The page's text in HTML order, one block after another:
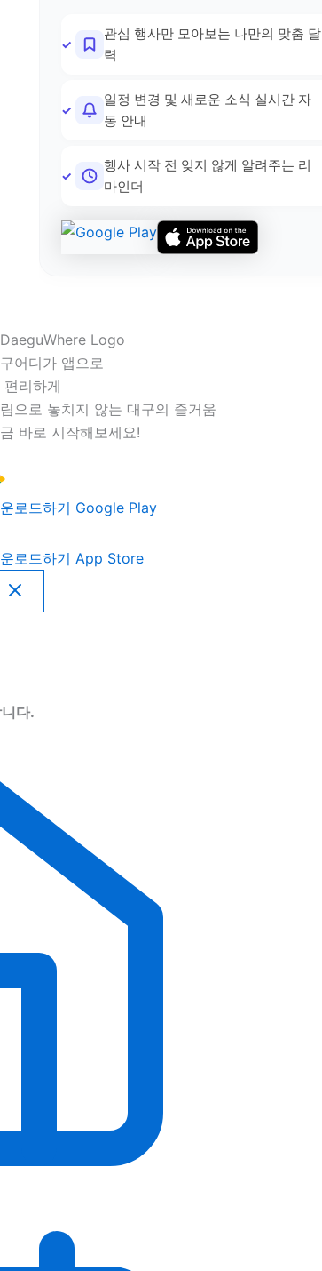
관심 행사만 모아보는 나만의 맞춤 달
력
일정 변경 및 새로운 소식 실시간 자
동 안내
행사 시작 전 잊지 않게 알려주는 리
마인더
어디가 앱으로
편리하게
으로 놓치지 않는 대구의 즐거움
바로 시작해보세요!
로드하기 Google Play
로드하기 App Store
다.